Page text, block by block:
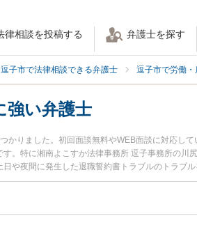
律相談を投稿する 弁護士を探す
逗子市で法律相談できる弁護士 逗子市で労働
強い弁護士
かりました。初回面談無料やWEB面談に対応し
。特に湘南よこすか法律事務所 逗子事務所の川
や夜間に発生した退職誓約書トラブルのトラブ
で退職誓約書トラブルを法律相談できる逗子市